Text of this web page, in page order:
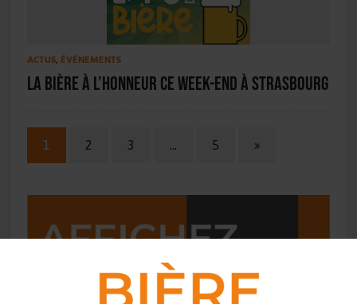
ACTUS, ÉVÉNEMENTS
La bière à l’honneur ce week-end à Strasbourg
1 2 3 … 5 »